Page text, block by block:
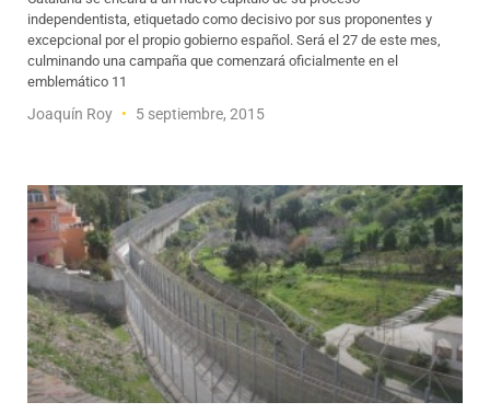
independentista, etiquetado como decisivo por sus proponentes y
excepcional por el propio gobierno español. Será el 27 de este mes,
culminando una campaña que comenzará oficialmente en el
emblemático 11
Joaquín Roy 5 septiembre, 2015